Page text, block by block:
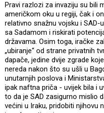
Pravi razlozi za invaziju su bili
američkom oku u regiji, čak i
relativno snažnu vojsku i
sa Sadamom i riskirati
državama. Osim toga, iračke
„ubiranje“ od strane privatnih
dapače, jedine dvije zgrade
nereda nakon što su ušli u
unutarnjih poslova i
ipak naftna priča - uvijek bila i
to da je SAD zasigurno mislio
većini u Iraku, pridobiti njihovu